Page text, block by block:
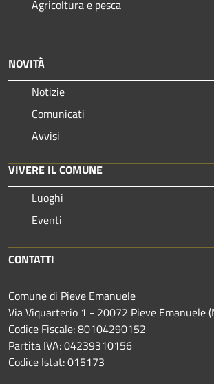
Agricoltura e pesca
NOVITÀ
Notizie
Comunicati
Avvisi
VIVERE IL COMUNE
Luoghi
Eventi
CONTATTI
Comune di Pieve Emanuele
Via Viquarterio 1 - 20072 Pieve Emanuele
Codice Fiscale: 80104290152
Partita IVA: 04239310156
Codice Istat: 015173